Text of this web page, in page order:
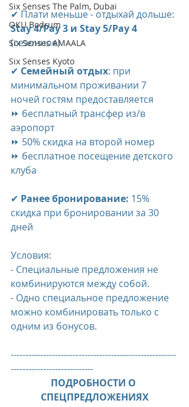
Six Senses The Palm, Dubai
OKU Bodrum
Six Senses AMAALA
Six Senses Kyoto
✔ Плати меньше - отдыхай дольше:
Stay 4/Pay 3 и Stay 5/Pay 4
(сезонное)
✔ Семейный отдых: при
минимальном проживании 7
ночей гостям предоставляется
⏩ бесплатный трансфер из/в
аэропорт
⏩ 50% скидка на второй номер
⏩ бесплатное посещение детского
клуба
✔ Ранее бронирование: 15%
скидка при бронировании за 30
дней
Условия:
- Специальные предложения не
комбинируются между собой.
- Одно специальное предложение
можно комбинировать только с
одним из бонусов.​
--------------------------------------------------------
----------------------------
ПОДРОБНОСТИ О
СПЕЦПРЕДЛОЖЕНИЯХ